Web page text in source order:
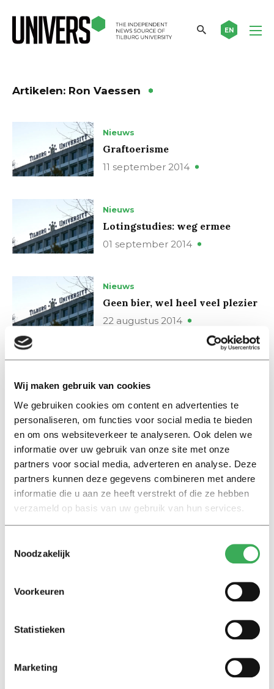
Wij maken gebruik van cookies
We gebruiken cookies om content en advertenties te
personaliseren, om functies voor social media te bieden
en om ons websiteverkeer te analyseren. Ook delen we
informatie over uw gebruik van onze site met onze
partners voor social media, adverteren en analyse. Deze
partners kunnen deze gegevens combineren met andere
informatie die u aan ze heeft verstrekt of die ze hebben
verzameld op basis van uw gebruik van hun services.
Noodzakelijk
Voorkeuren
Statistieken
Marketing
EN
Artikelen: Ron Vaessen
Nieuws
Graftoerisme
11 september 2014
Nieuws
Lotingstudies: weg ermee
01 september 2014
Nieuws
Geen bier, wel heel veel plezier
22 augustus 2014
Nieuws
TOP: Spellendag gaat nat
Nieuws
Goeie boodschappen doe je
voortaan op de campus
19 augustus 2014